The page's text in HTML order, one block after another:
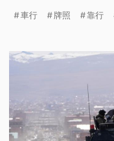
更動的縣市特許車額
利生態。
車行 牌照 靠行